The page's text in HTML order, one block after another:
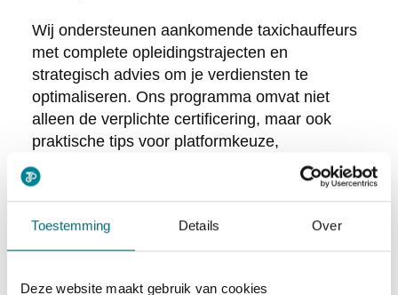
Toestemming Details Over
Deze website maakt gebruik van cookies
Wij ondersteunen aankomende taxichauffeurs
met complete opleidingstrajecten en
strategisch advies om je verdiensten te
optimaliseren. Ons programma omvat niet
alleen de verplichte certificering, maar ook
praktische tips voor platformkeuze,
werkpatronen en kostenbeheersing om je
netto-inkomen te maximaliseren.
Onze dienstverlening bestaat uit:
inclusief theorie en praktijk voor €2.270,32